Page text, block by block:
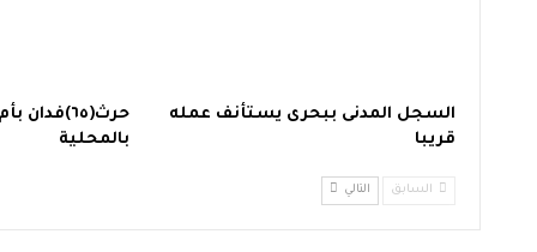
السجل المدنى ببحرى يستأنف عمله
قريبا
بالمحلية
السابق التالي